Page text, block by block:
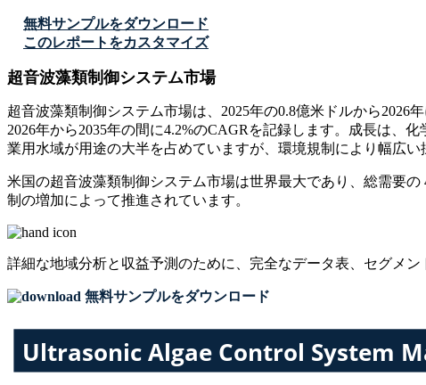
無料サンプルをダウンロード
このレポートをカスタマイズ
超音波藻類制御システム市場
超音波藻類制御システム市場は、2025年の0.8億米ドルから2026
2026年から2035年の間に4.2%のCAGRを記録します。成長は、
業用水域が用途の大半を占めていますが、環境規制により幅広い
米国の超音波藻類制御システム市場は世界最大であり、総需要
制の増加によって推進されています。
詳細な地域分析と収益予測のために、 完全なデータ表、セグメ
無料サンプルをダウンロード